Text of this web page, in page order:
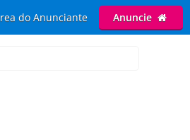
do Anunciante Anuncie